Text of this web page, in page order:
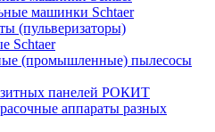
машинки Schtaer
(пульверизаторы)
Schtaer
(промышленные) пылесосы
панелей РОКИТ
аппараты разных